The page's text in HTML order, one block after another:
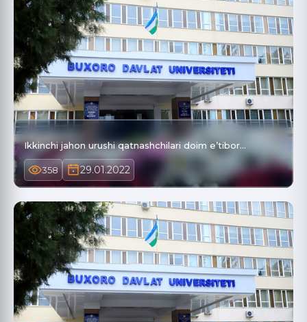
Ikkinchi jahon urushi qatnashchilari doim e’tibor…
358 29.01.2022